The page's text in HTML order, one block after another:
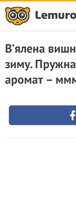
В’ялена
зиму.
аромат –